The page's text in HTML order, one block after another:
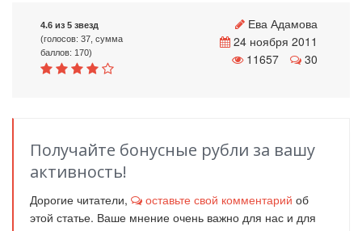
4.6 из 5 звезд
(голосов: 37, сумма
баллов: 170)
Ева Адамова
24 ноября 2011
11657
30
Получайте бонусные рубли за вашу
активность!
Дорогие читатели, оставьте свой комментарий об
этой статье. Ваше мнение очень важно для нас и для